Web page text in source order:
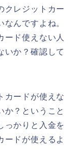
クレジットカー
んですよね。
ード使えない人
いか？確認して
カードが使えな
か？ということ
っかりと入金を
ードが使えるよ